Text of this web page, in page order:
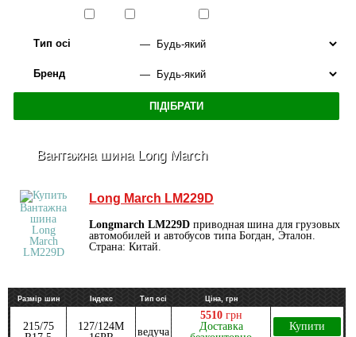
Тип осі
Бренд
Вантажна шина Long March
Long March LM229D
Longmarch LM229D приводная шина для грузовых
автомобилей и автобусов типа Богдан, Эталон.
Страна: Китай.
Размір шин Індекс Тип осі Ціна, грн
215/75
127/124M
ведуча
5510 грн
Доставка
Купити